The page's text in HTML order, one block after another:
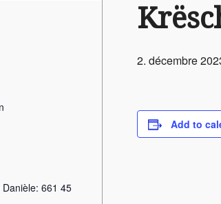
2. décembre
Add to
661 45